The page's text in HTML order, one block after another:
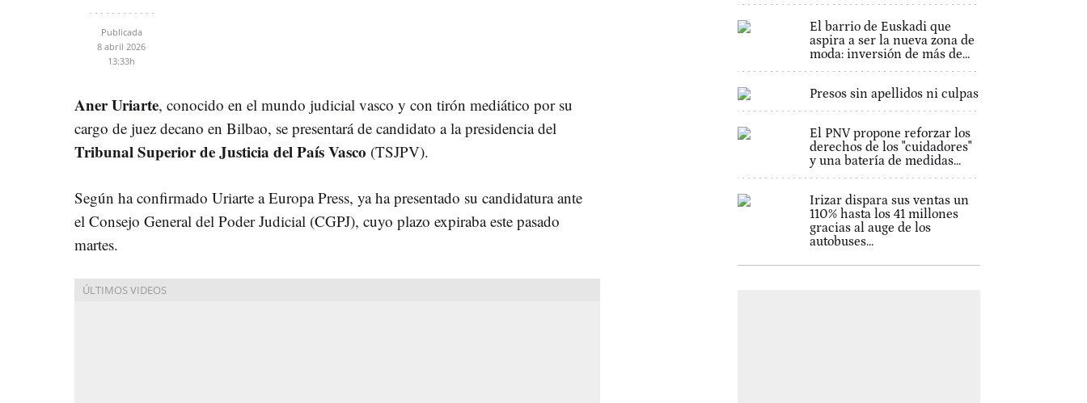
Publicada
8 abril 2026
13:33h
Aner Uriarte, conocido en el mundo judicial vasco y con tirón mediático por su
cargo de juez decano en Bilbao, se presentará de candidato a la presidencia del
Tribunal Superior de Justicia del País Vasco (TSJPV).
Según ha confirmado Uriarte a Europa Press, ya ha presentado su candidatura ante
el Consejo General del Poder Judicial (CGPJ), cuyo plazo expiraba este pasado
martes.
El barrio de Euskadi que
aspira a ser la nueva zona de
moda: inversión de más de...
Presos sin apellidos ni culpas
El PNV propone reforzar los
derechos de los "cuidadores"
y una batería de medidas...
Irizar dispara sus ventas un
110% hasta los 41 millones
gracias al auge de los
autobuses...